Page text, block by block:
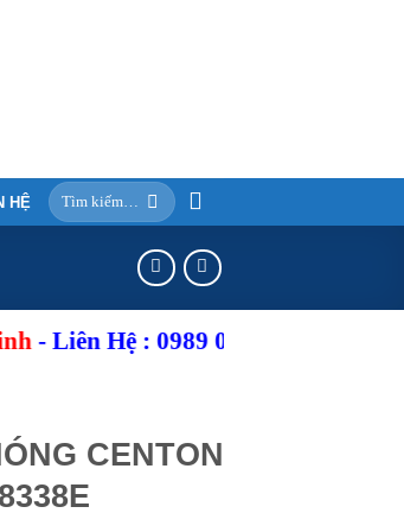
HỆ
Hệ: 0989 046 187 - 0964 046 187
CENTON